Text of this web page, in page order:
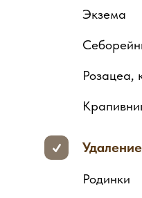
Родинки
Экзема
Розацеа,